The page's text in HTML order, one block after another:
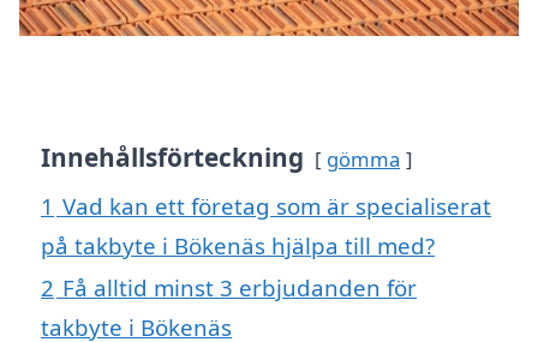
Innehållsförteckning gömma
1 Vad kan ett företag som är specialiserat
på takbyte i Bökenäs hjälpa till med?
2 Få alltid minst 3 erbjudanden för
takbyte i Bökenäs